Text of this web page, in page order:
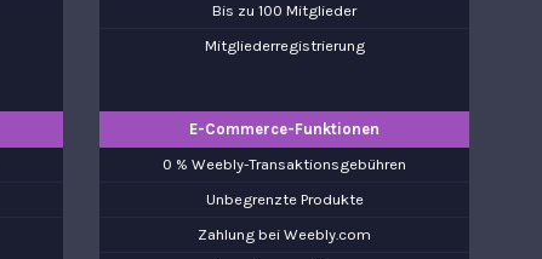
Bis zu 100 Mitglieder
Mitgliederregistrierung
E-Commerce-Funktionen
0 % Weebly-Transaktionsgebühren
Unbegrenzte Produkte
Zahlung bei Weebly.com